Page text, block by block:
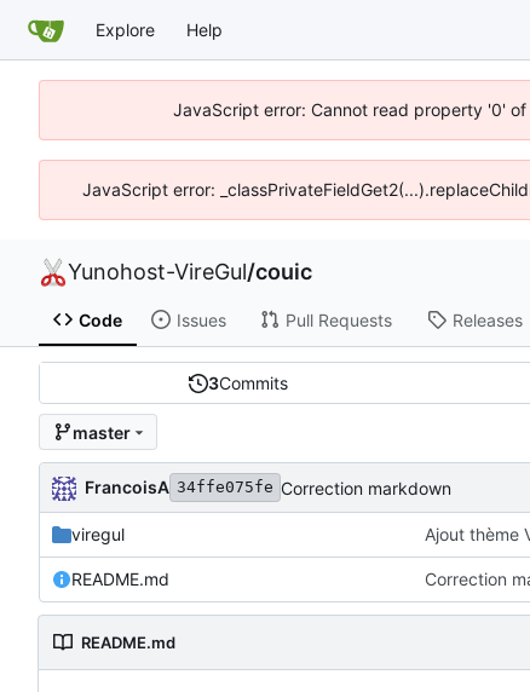
Explore Help
JavaScript error: Cannot read property '0'
JavaScript error:
Yunohost-VireGul/couic
Code Issues Pull Requests Releases
3Commits
master
FrancoisA 34ffe075fe Correction markdown
viregul Ajout thème
README.md Correction
README.md